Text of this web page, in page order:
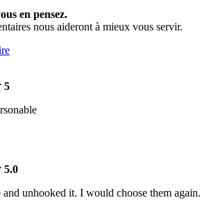
en pensez.
nous aideront à mieux vous servir.
5
5.0
unhooked it. I would choose them again.